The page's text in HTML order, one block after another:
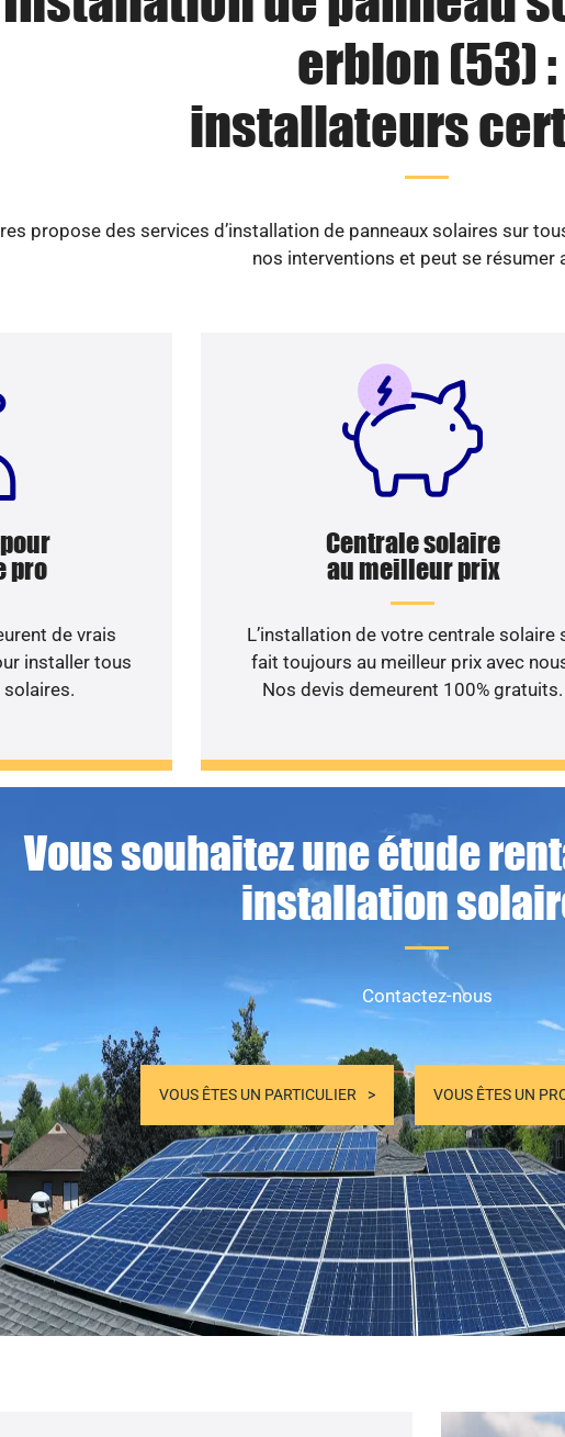
erblon (53) :
installateurs
propose des services d’installation de panneaux solaires sur
nos interventions et peut se résumer
pro
de vrais
installer tous
solaires.
Centrale solaire
au meilleur prix
L’installation de votre centrale solaire
fait toujours au meilleur prix avec
Nos devis demeurent 100% gratuits.
Vous souhaitez une étude
installation
Contactez-nous
VOUS ÊTES UN PARTICULIER VOUS ÊTES UN